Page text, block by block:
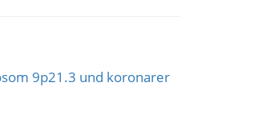
9p21.3 und koronarer